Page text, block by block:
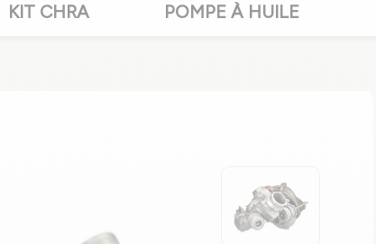
KIT CHRA POMPE À HUILE